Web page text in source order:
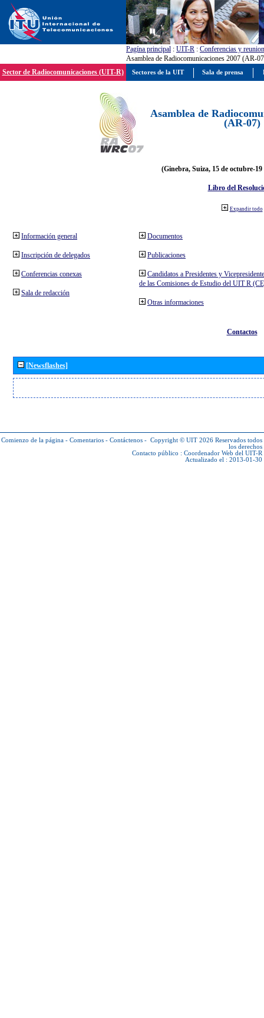
Pagína principal : UIT-R : Conferencias y
Asamblea de Radiocomunicaciones 2007 (AR-
Sector de Radiocomunicaciones (UIT-R)
Asamblea de
(AR-07)
(Ginebra, Suiza, 15 de octubre-19
Libro del
Expandir todo
Información general
Inscripción de delegados
Conferencias conexas
Sala de redacción
Documentos
Publicaciones
Candidatos a Presidentes y
de las Comisiones de Estudio del UIT R
Otras informaciones
Contactos
[Newsflashes]
Comienzo de la página - Comentarios - Contáctenos - Copyright © UIT 2026 Reservados todos
los derechos
Contacto público : Coordenador Web del UIT-R
Actualizado el : 2013-01-30
Sectores de la UIT Sala de prensa